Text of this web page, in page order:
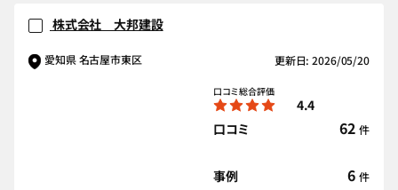
株式会社 大邦建設
愛知県 名古屋市東区 更新日: 2026/05/20
口コミ総合評価
4.4
口コミ
62 件
事例 6 件